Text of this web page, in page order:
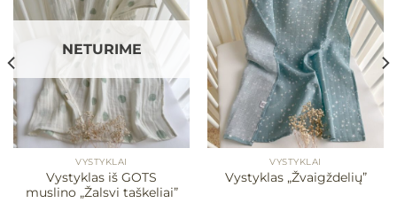
Mėgstamiausias
NETURIME
VYSTYKLAI
Vystyklas iš GOTS
muslino „Žalsvi taškeliai”
Mėgstamiausias
VYSTYKLAI
Vystyklas „Žvaigždelių”